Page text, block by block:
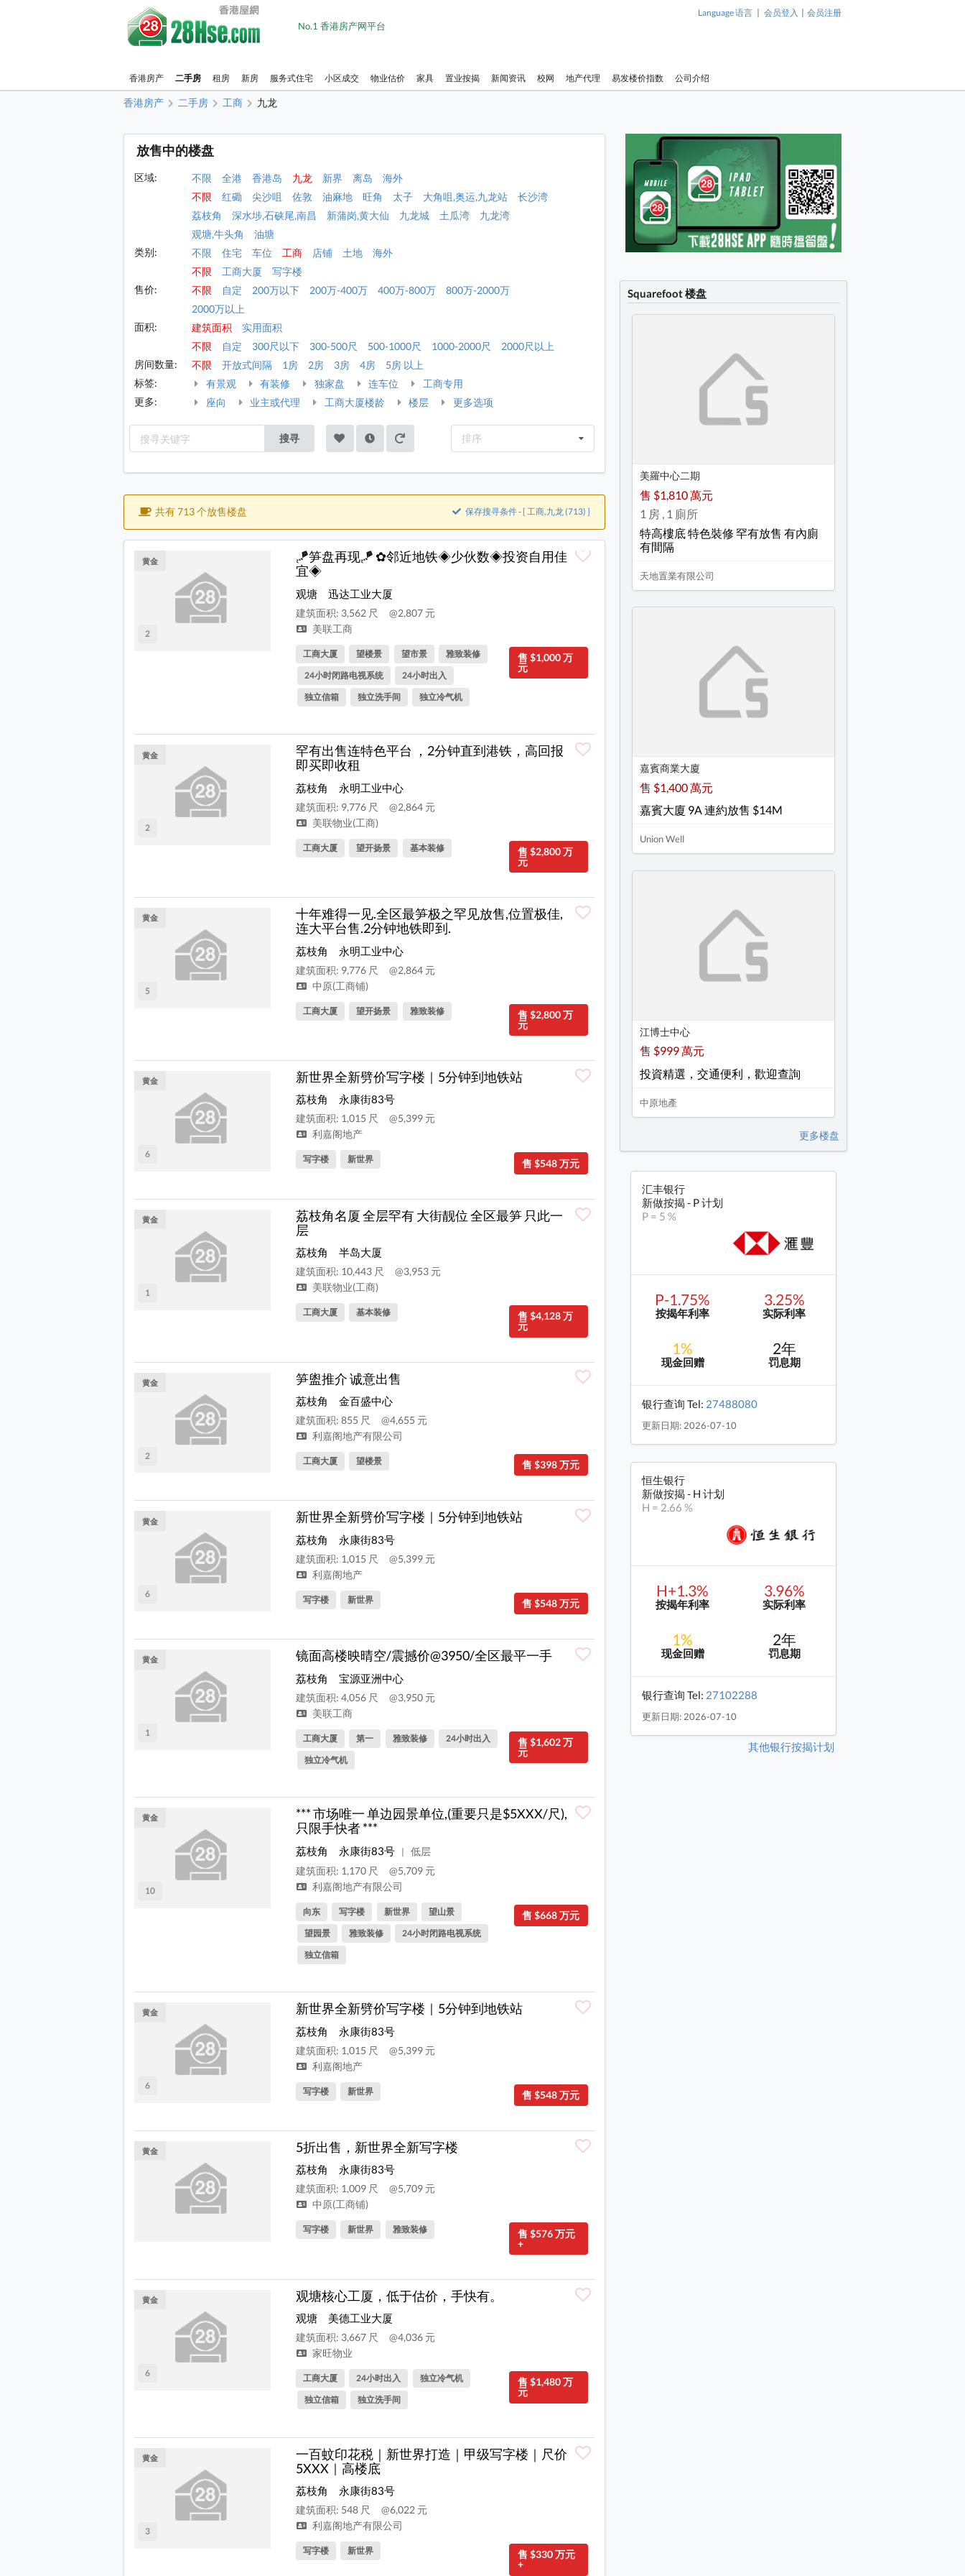
No.1 香港房产网平台
Language 语言 | 会员登入 | 会员注册
香港房产 二手房 租房 新房 服务式住宅 小区成交 物业估价 家具 置业按揭 新闻资讯 校网 地产代理 易发楼价指数 公司介绍
香港房产 二手房 工商 九龙
放售中的楼盘
区域: 不限 全港 香港岛 九龙 新界 离岛
海外
不限
红磡 尖沙咀 佐敦 油麻地 旺角 太子 大角咀,奥运,九龙站
长沙湾
荔枝角
深水埗,石硖尾,南昌 新蒲岗,黄大仙 九龙城 土瓜湾
九龙湾
观塘,牛头角
油塘
类别:
不限 住宅 车位 工商 店铺 土地
海外
不限
工商大厦
写字楼
售价:
不限 自定 200万以下 200万-400万 400万-800万
800万-2000万
2000万以上
面积:
建筑面积
实用面积
不限
自定 300尺以下 300-500尺 500-1000尺 1000-2000尺
2000尺以上
房间数量:
不限 开放式间隔 1房 2房 3房 4房
5房 以上
标签:
有景观 有装修 独家盘 连车位
工商专用
更多:
座向 业主或代理 工商大厦楼龄 楼层 更多选项
搜寻 排序
共有 713 个放售楼盘 保存搜寻条件 - [ 工商,九龙 (713) ]
2
黄金
🪁笋盘再现🪁 ✿邻近地铁◈少伙数◈投资自用佳
宜◈
观塘 迅达工业大厦
建筑面积: 3,562 尺
@2,807 元
美联工商
售 $1,000 万
元
工商大厦 望楼景 望市景
雅致装修
24小时闭路电视系统
24小时出入
独立信箱
独立洗手间 独立冷气机
2
黄金
罕有出售连特色平台 ，2分钟直到港铁，高回报
即买即收租
荔枝角 永明工业中心
建筑面积: 9,776 尺
@2,864 元
美联物业(工商)
售 $2,800 万
元
工商大厦 望开扬景 基本装修
5
黄金
十年难得一见.全区最笋极之罕见放售,位置极佳,
连大平台售.2分钟地铁即到.
荔枝角 永明工业中心
建筑面积: 9,776 尺
@2,864 元
中原(工商铺)
售 $2,800 万
元
工商大厦 望开扬景 雅致装修
6
黄金 新世界全新劈价写字楼｜5分钟到地铁站
荔枝角 永康街83号
建筑面积: 1,015 尺
@5,399 元
利嘉阁地产
售 $548 万元
写字楼 新世界
1
黄金
荔枝角名厦 全层罕有 大街靓位 全区最笋 只此一
层
荔枝角 半岛大厦
建筑面积: 10,443 尺
@3,953 元
美联物业(工商)
售 $4,128 万
元
工商大厦 基本装修
2
黄金 笋盥推介 诚意出售
荔枝角 金百盛中心
建筑面积: 855 尺
@4,655 元
利嘉阁地产有限公司
售 $398 万元
工商大厦 望楼景
6
黄金 新世界全新劈价写字楼｜5分钟到地铁站
荔枝角 永康街83号
建筑面积: 1,015 尺
@5,399 元
利嘉阁地产
售 $548 万元
写字楼 新世界
1
黄金 镜面高楼映晴空/震撼价@3950/全区最平一手
荔枝角 宝源亚洲中心
建筑面积: 4,056 尺
@3,950 元
美联工商
售 $1,602 万
元
工商大厦 第一 雅致装修
24小时出入
独立冷气机
10
黄金
*** 市场唯一 单边园景单位,(重要只是$5XXX/尺),
只限手快者 ***
荔枝角 永康街83号 |
低层
建筑面积: 1,170 尺
@5,709 元
利嘉阁地产有限公司
售 $668 万元
向东 写字楼 新世界
望山景
望园景
雅致装修
24小时闭路电视系统
独立信箱
6
黄金 新世界全新劈价写字楼｜5分钟到地铁站
荔枝角 永康街83号
建筑面积: 1,015 尺
@5,399 元
利嘉阁地产
售 $548 万元
写字楼 新世界
黄金 5折出售，新世界全新写字楼
荔枝角 永康街83号
建筑面积: 1,009 尺
@5,709 元
中原(工商铺)
售 $576 万元
+
写字楼 新世界 雅致装修
6
黄金 观塘核心工厦，低于估价，手快有。
观塘 美德工业大厦
建筑面积: 3,667 尺
@4,036 元
家旺物业
售 $1,480 万
元
工商大厦 24小时出入
独立冷气机
独立信箱
独立洗手间
3
黄金
一百蚊印花税｜新世界打造｜甲级写字楼｜尺价
5XXX｜高楼底
荔枝角 永康街83号
建筑面积: 548 尺
@6,022 元
利嘉阁地产有限公司
售 $330 万元
+
写字楼 新世界
Squarefoot 楼盘
美羅中心二期
售 $1,810 萬元
1 房 , 1 廁所
特高樓底 特色裝修 罕有放售 有內廁
有間隔
天地置業有限公司
嘉賓商業大廈
售 $1,400 萬元
嘉賓大廈 9A 連約放售 $14M
Union Well
江博士中心
售 $999 萬元
投資精選，交通便利，歡迎查詢
中原地產
更多楼盘
汇丰银行
新做按揭 - P 计划
P = 5 %
P-1.75%
按揭年利率
3.25%
实际利率
1%
现金回赠
2年
罚息期
银行查询 Tel: 27488080
更新日期: 2026-07-10
恒生银行
新做按揭 - H 计划
H = 2.66 %
H+1.3%
按揭年利率
3.96%
实际利率
1%
现金回赠
2年
罚息期
银行查询 Tel: 27102288
更新日期: 2026-07-10
其他银行按揭计划